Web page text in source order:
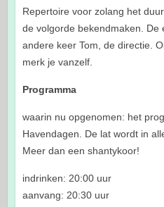
Repertoire voor zolang het
de volgorde bekendmaken. De
andere keer Tom, de directie.
merk je vanzelf.
Programma
waarin nu opgenomen: het
Havendagen. De lat wordt in
Meer dan een shantykoor!
indrinken: 20:00 uur
aanvang: 20:30 uur